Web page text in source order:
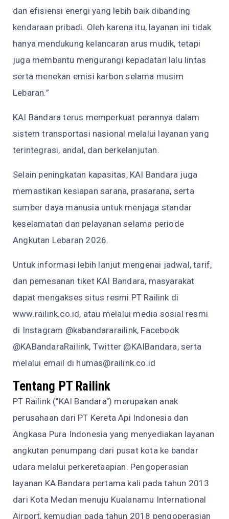
dan efisiensi energi yang lebih baik dibanding
kendaraan pribadi. Oleh karena itu, layanan ini tidak
hanya mendukung kelancaran arus mudik, tetapi
juga membantu mengurangi kepadatan lalu lintas
serta menekan emisi karbon selama musim
Lebaran.”
KAI Bandara terus memperkuat perannya dalam
sistem transportasi nasional melalui layanan yang
terintegrasi, andal, dan berkelanjutan.
Selain peningkatan kapasitas, KAI Bandara juga
memastikan kesiapan sarana, prasarana, serta
sumber daya manusia untuk menjaga standar
keselamatan dan pelayanan selama periode
Angkutan Lebaran 2026.
Untuk informasi lebih lanjut mengenai jadwal, tarif,
dan pemesanan tiket KAI Bandara, masyarakat
dapat mengakses situs resmi PT Railink di
www.railink.co.id, atau melalui media sosial resmi
di Instagram @kabandararailink, Facebook
@KABandaraRailink, Twitter @KAIBandara, serta
melalui email di humas@railink.co.id
Tentang PT Railink
PT Railink ("KAI Bandara") merupakan anak
perusahaan dari PT Kereta Api Indonesia dan
Angkasa Pura Indonesia yang menyediakan layanan
angkutan penumpang dari pusat kota ke bandar
udara melalui perkeretaapian. Pengoperasian
layanan KA Bandara pertama kali pada tahun 2013
dari Kota Medan menuju Kualanamu International
Airport, kemudian pada tahun 2018 pengoperasian